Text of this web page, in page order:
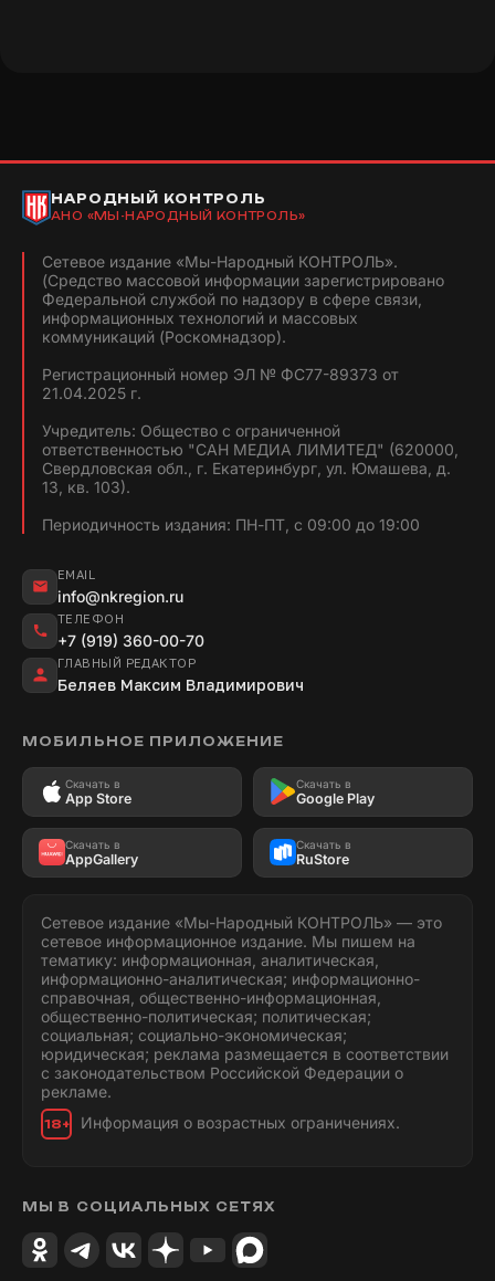
НАРОДНЫЙ КОНТРОЛЬ
АНО «МЫ-НАРОДНЫЙ КОНТРОЛЬ»
Сетевое издание «Мы-Народный КОНТРОЛЬ».
(Средство массовой информации зарегистрировано
Федеральной службой по надзору в сфере связи,
информационных технологий и массовых
коммуникаций (Роскомнадзор).
Регистрационный номер ЭЛ № ФС77-89373 от
21.04.2025 г.
Учредитель: Общество с ограниченной
ответственностью "САН МЕДИА ЛИМИТЕД" (620000,
Свердловская обл., г. Екатеринбург, ул. Юмашева, д.
13, кв. 103).
Периодичность издания: ПН-ПТ, с 09:00 до 19:00
EMAIL
info@nkregion.ru
ТЕЛЕФОН
+7 (919) 360-00-70
ГЛАВНЫЙ РЕДАКТОР
Беляев Максим Владимирович
МОБИЛЬНОЕ ПРИЛОЖЕНИЕ
Скачать в
App Store
Скачать в
Google Play
Скачать в
AppGallery
Скачать в
RuStore
Сетевое издание «Мы-Народный КОНТРОЛЬ» — это
сетевое информационное издание. Мы пишем на
тематику: информационная, аналитическая,
информационно-аналитическая; информационно-
справочная, общественно-информационная,
общественно-политическая; политическая;
социальная; социально-экономическая;
юридическая; реклама размещается в соответствии
с законодательством Российской Федерации о
рекламе.
18+ Информация о возрастных ограничениях.
МЫ В СОЦИАЛЬНЫХ СЕТЯХ